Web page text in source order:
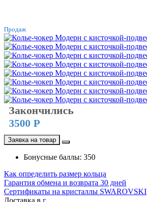
Продаж
Закончились
3500 Р
Заявка на товар
Бонусные баллы: 350
Как определить размер кольца
Гарантия обмена и возврата 30 дней
Сертификаты на кристаллы SWAROVSKI
Доставка в г.